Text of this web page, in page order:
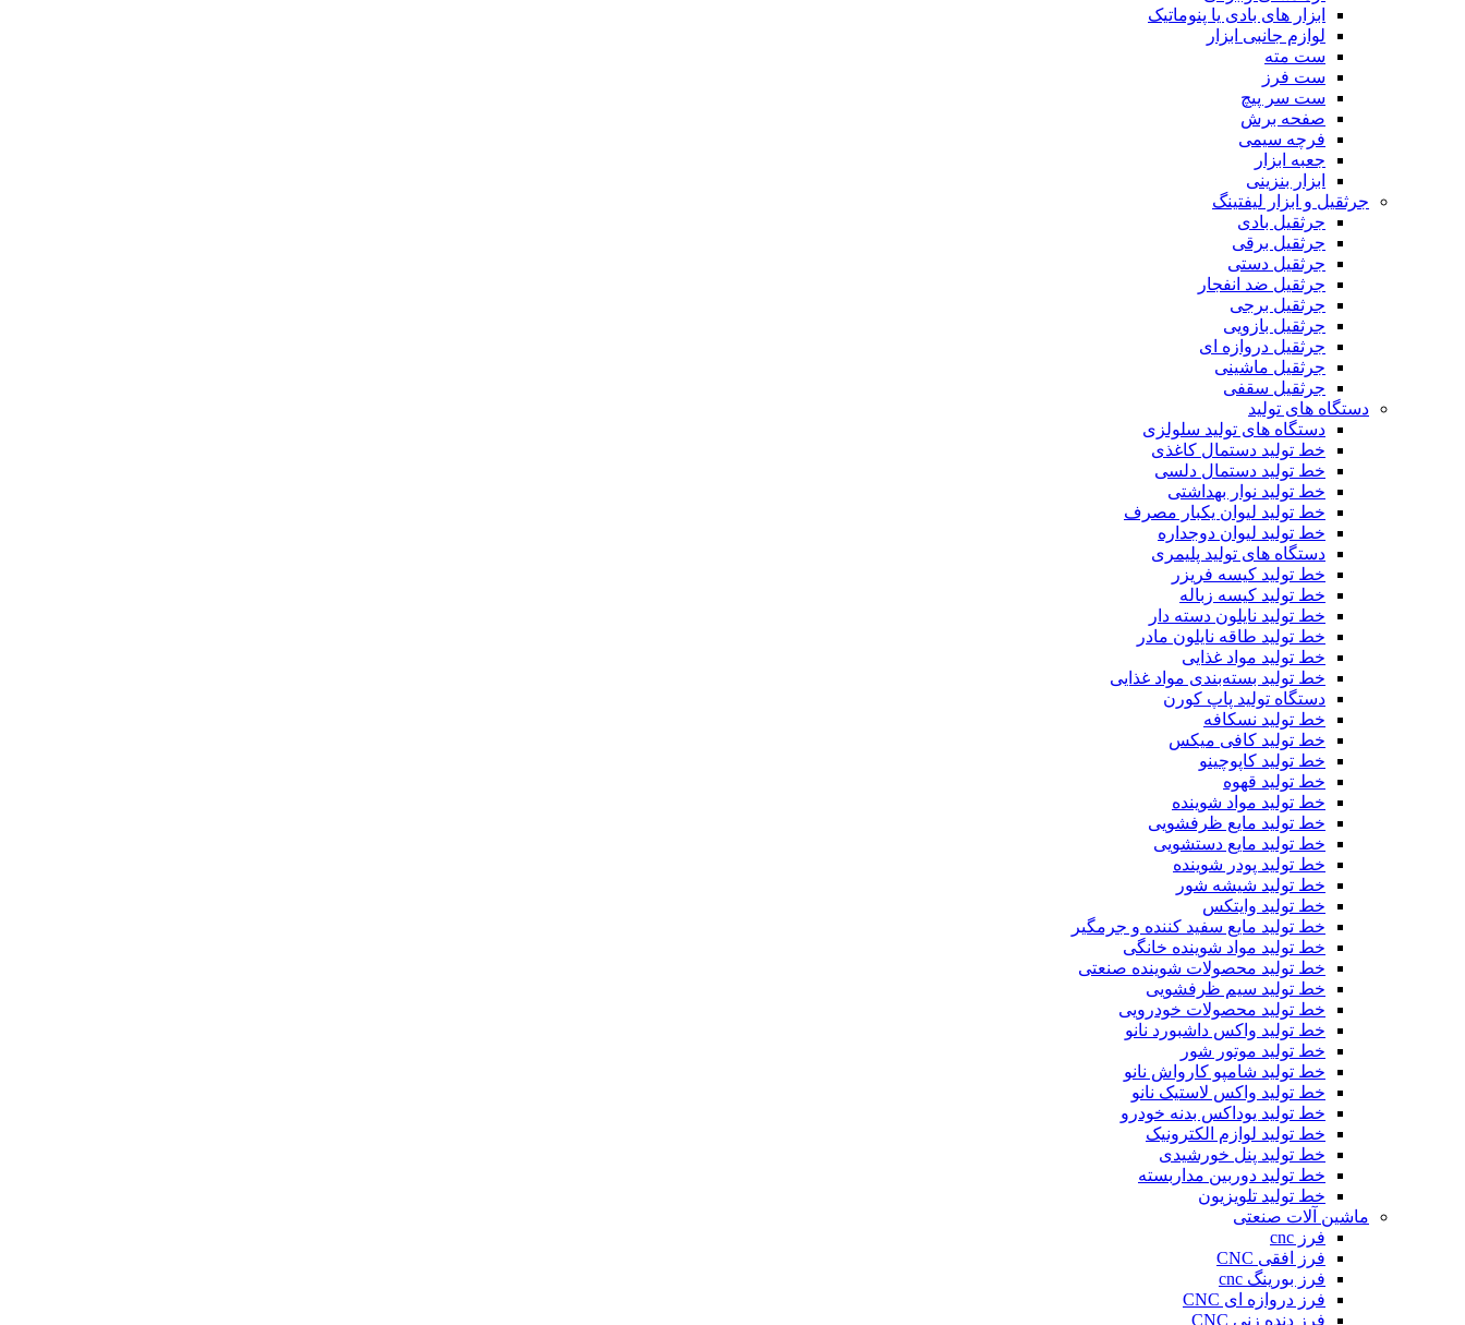
ابزار های بادی یا پنوماتیک
لوازم جانبی ابزار
ست مته
ست فرز
ست سر پیچ
صفحه برش
فرچه سیمی
جعبه ابزار
ابزار بنزینی
جرثقیل و ابزار لیفتینگ
جرثقیل بادی
جرثقیل برقی
جرثقیل دستی
جرثقیل ضد انفجار
جرثقیل برجی
جرثقیل بازویی
جرثقیل دروازه ای
جرثقیل ماشینی
جرثقیل سقفی
دستگاه های تولید
دستگاه های تولید سلولزی
خط تولید دستمال کاغذی
خط تولید دستمال دلسی
خط تولید نوار بهداشتی
خط تولید لیوان یکبار مصرف
خط تولید لیوان دوجداره
دستگاه های تولید پلیمری
خط تولید کیسه فریزر
خط تولید کیسه زباله
خط تولید نایلون دسته دار
خط تولید طاقه نایلون مادر
خط تولید مواد غذایی
خط تولید بسته‌بندی مواد غذایی
دستگاه تولید پاپ کورن
خط تولید نسکافه
خط تولید کافی میکس
خط تولید کاپوچینو
خط تولید قهوه
خط تولید مواد شوینده
خط تولید مایع ظرفشویی
خط تولید مایع دستشویی
خط تولید پودر شوینده
خط تولید شیشه شور
خط تولید وایتکس
خط تولید مایع سفید کننده و جرمگیر
خط تولید مواد شوینده خانگی
خط تولید محصولات شوینده صنعتی
خط تولید سیم ظرفشویی
خط تولید محصولات خودرویی
خط تولید واکس داشبورد نانو
خط تولید موتور شور
خط تولید شامپو کارواش نانو
خط تولید واکس لاستیک نانو
خط تولید یوداکس بدنه خودرو
خط تولید لوازم الکترونیک
خط تولید پنل خورشیدی
خط تولید دوربین مداربسته
خط تولید تلویزیون
ماشین آلات صنعتی
فرز cnc
فرز افقی CNC
فرز بورینگ cnc
فرز دروازه ای CNC
فرز دنده زنی CNC